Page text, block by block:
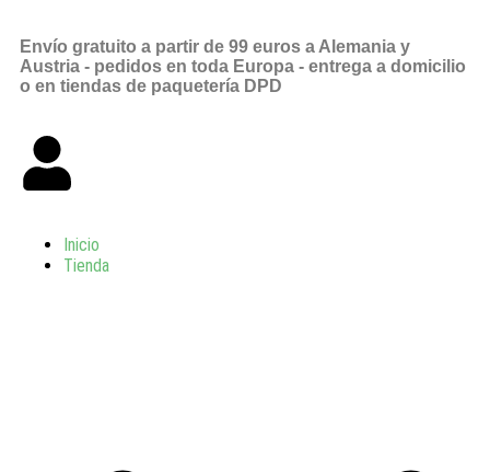
Envío gratuito a partir de 99 euros a Alemania y
Austria - pedidos en toda Europa - entrega a domicilio
o en tiendas de paquetería DPD
Inicio
Tienda